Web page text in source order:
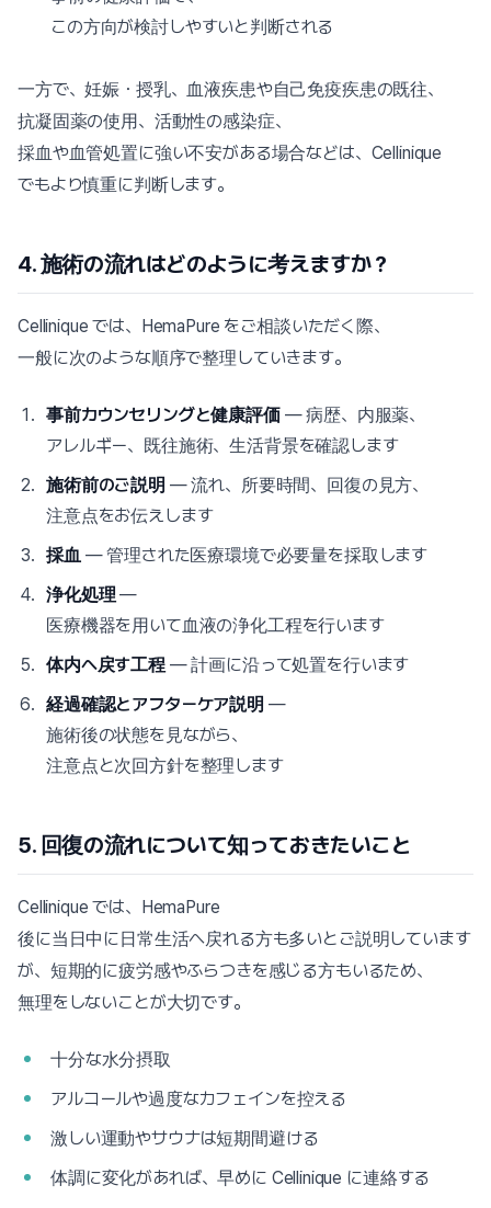
この方向が検討しやすいと判断される
一方で、妊娠・授乳、血液疾患や自己免疫疾患の既往、
抗凝固薬の使用、活動性の感染症、
採血や血管処置に強い不安がある場合などは、Cellinique
でもより慎重に判断します。
4. 施術の流れはどのように考えますか？
Cellinique では、HemaPure をご相談いただく際、
一般に次のような順序で整理していきます。
事前カウンセリングと健康評価— 病歴、内服薬、
アレルギー、既往施術、生活背景を確認します
施術前のご説明 — 流れ、所要時間、回復の見方、
注意点をお伝えします
採血— 管理された医療環境で必要量を採取します
浄化処理 —
医療機器を用いて血液の浄化工程を行います
体内へ戻す工程— 計画に沿って処置を行います
経過確認とアフターケア説明 —
施術後の状態を見ながら、
注意点と次回方針を整理します
5. 回復の流れについて知っておきたいこと
Cellinique では、HemaPure
後に当日中に日常生活へ戻れる方も多いとご説明しています
が、短期的に疲労感やふらつきを感じる方もいるため、
無理をしないことが大切です。
十分な水分摂取
アルコールや過度なカフェインを控える
激しい運動やサウナは短期間避ける
体調に変化があれば、早めに Cellinique に連絡する